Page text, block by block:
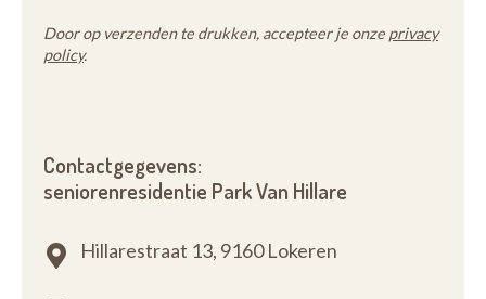
Door op verzenden te drukken, accepteer je onze privacy
policy.
Contactgegevens:
seniorenresidentie Park Van Hillare
Hillarestraat 13, 9160 Lokeren